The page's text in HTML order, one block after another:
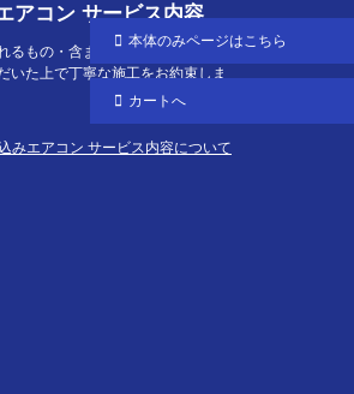
カートへ
本体のみページはこちら
アコン サービス内容
るもの・含まれないものを明確に
いた上で丁寧な施工をお約束しま
みエアコン サービス内容について